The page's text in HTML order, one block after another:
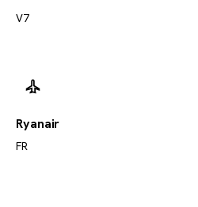
V7
Ryanair
FR